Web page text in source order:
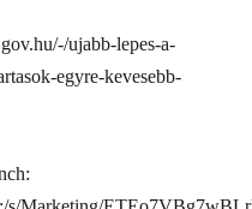
ujabb-lepes-a-
egyre-kevesebb-